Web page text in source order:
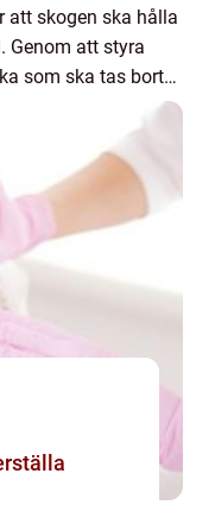
att skogen ska hålla
Genom att styra
som ska tas bort